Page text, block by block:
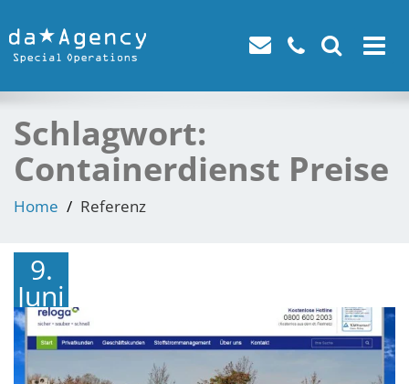
Toggle
Schlagwort:
Containerdienst Preise
Home Referenz
9.
Juni
2016